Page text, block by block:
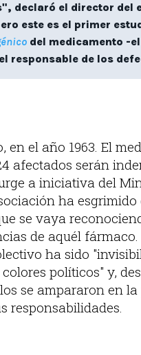
declaró el director del
este es el primer
del medicamento -
responsable de los
el año 1963. El
afectados serán
a iniciativa del
ha esgrimido
se vaya
de aquél
ha sido
políticos" y,
se ampararon en
responsabilidades.